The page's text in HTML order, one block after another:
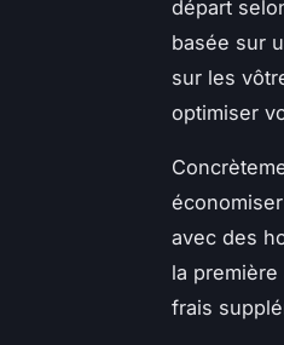
départ
basée sur
sur les
optimiser
avec des
la
frais